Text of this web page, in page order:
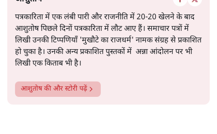
सत्य हिन्दी ऐपडाउनलोडकरें